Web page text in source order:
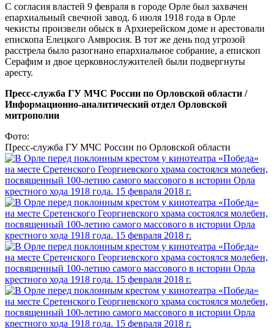
С согласия властей 9 февраля в городе Орле был захвачен
епархиальный свечной завод. 6 июля 1918 года в Орле
чекисты произвели обыск в Архиерейском доме и арестовали
епископа Елецкого Амвросия. В тот же день под угрозой
расстрела было разогнано епархиальное собрание, а епископ
Серафим и двое церковнослужителей были подвергнуты
аресту.
Пресс-служба ГУ МЧС России по Орловской области /
Информационно-аналитический отдел Орловской
митрополии
Фото:
Пресс-служба ГУ МЧС России по Орловской области